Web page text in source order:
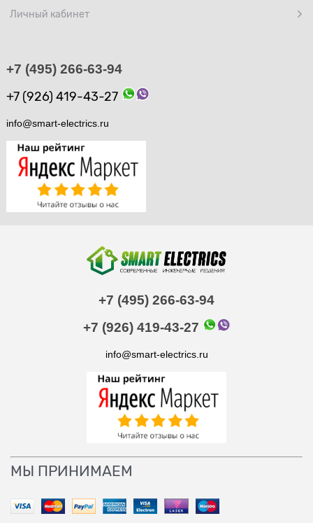
Личный кабинет
+7 (495) 266-63-94
+7 (926) 419-43-27
info@smart-electrics.ru
+7 (495) 266-63-94
+7 (926) 419-43-27
info@smart-electrics.ru
МЫ ПРИНИМАЕМ